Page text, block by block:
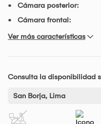
Cámara posterior:
Cámara frontal:
Ver más características
Consulta la disponibilidad
San Borja, Lima